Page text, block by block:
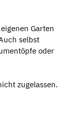
Garten
selbst
oder
zugelassen.